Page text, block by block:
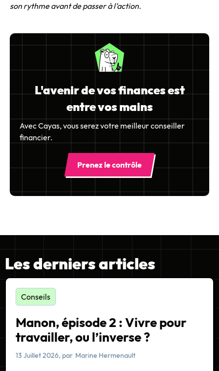
son rythme avant de passer à l’action.
L'avenir de vos finances est
entre vos mains
Avec Cayas, vous serez votre meilleur conseiller
financier.
Prenez le contrôle
Les derniers articles
Conseils
Manon, épisode 2 : Vivre pour
travailler, ou l’inverse ?
13 Juillet 2026, par Marine Hermenault